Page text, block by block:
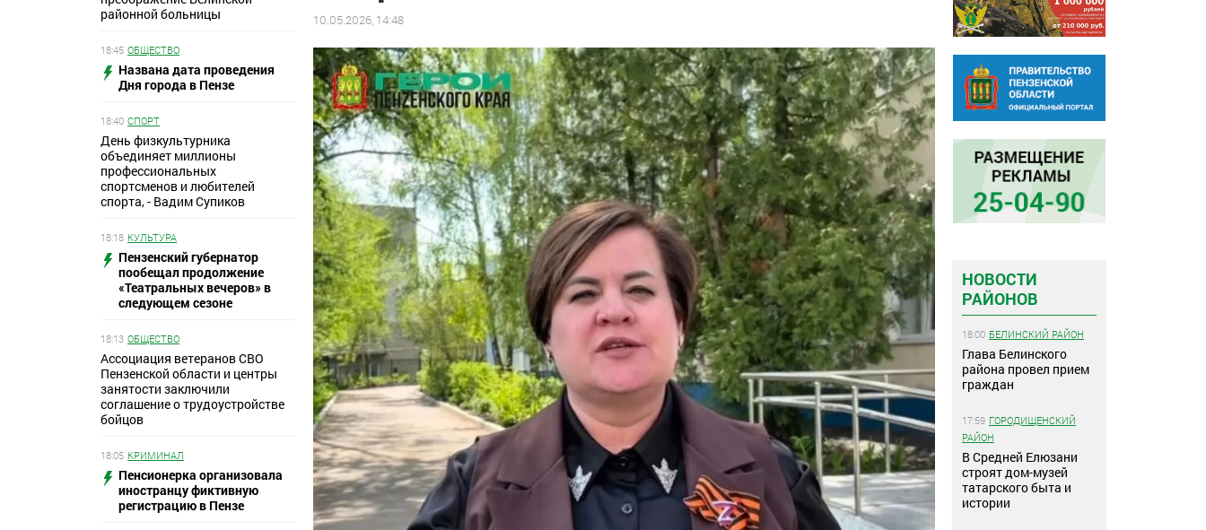
районной больницы
18:45 ОБЩЕСТВО
Названа дата проведения
Дня города в Пензе
18:40 СПОРТ
День физкультурника
объединяет миллионы
профессиональных
спортсменов и любителей
спорта, - Вадим Супиков
18:18 КУЛЬТУРА
Пензенский губернатор
пообещал продолжение
«Театральных вечеров» в
следующем сезоне
18:13 ОБЩЕСТВО
Ассоциация ветеранов СВО
Пензенской области и центры
занятости заключили
соглашение о трудоустройстве
бойцов
18:05 КРИМИНАЛ
Пенсионерка организовала
иностранцу фиктивную
регистрацию в Пензе
10.05.2026, 14:48
НОВОСТИ
РАЙОНОВ
18:00 БЕЛИНСКИЙ РАЙОН
Глава Белинского
района провел прием
граждан
17:59 ГОРОДИЩЕНСКИЙ
РАЙОН
В Средней Елюзани
строят дом-музей
татарского быта и
истории